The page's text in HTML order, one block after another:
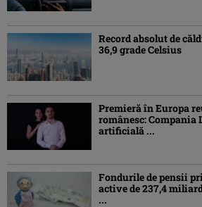
Record absolut de
36,9 grade Celsius
Premieră în Europa
românesc: Compania
artificială ...
Fondurile de pensii
active de 237,4
...